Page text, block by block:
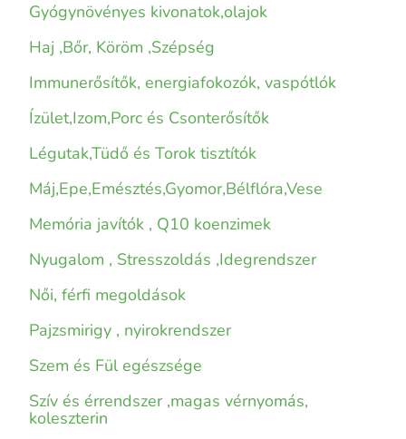
Gyógynövényes kivonatok,olajok
Haj ,Bőr, Köröm ,Szépség
Immunerősítők, energiafokozók, vaspótlók
Ízület,Izom,Porc és Csonterősítők
Légutak,Tüdő és Torok tisztítók
Máj,Epe,Emésztés,Gyomor,Bélflóra,Vese
Memória javítók , Q10 koenzimek
Nyugalom , Stresszoldás ,Idegrendszer
Női, férfi megoldások
Pajzsmirigy , nyirokrendszer
Szem és Fül egészsége
Szív és érrendszer ,magas vérnyomás,
koleszterin